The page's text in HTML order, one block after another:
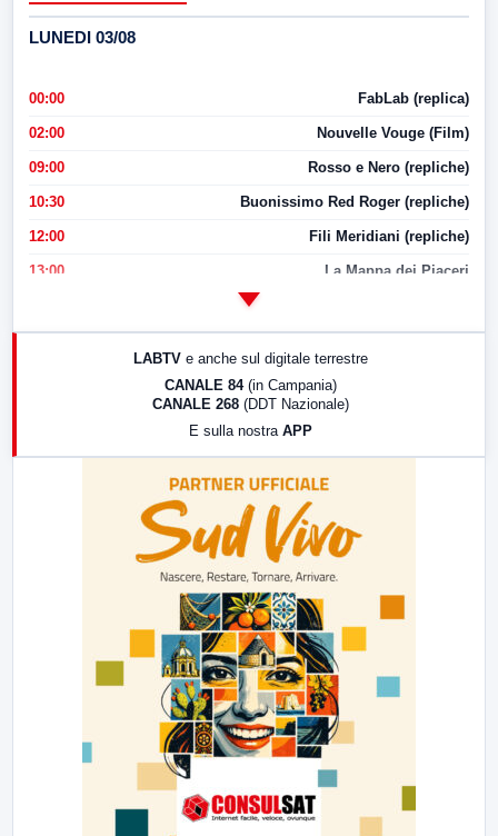
LUNEDI 03/08
00:00 FabLab (replica)
02:00 Nouvelle Vouge (Film)
09:00 Rosso e Nero (repliche)
10:30 Buonissimo Red Roger (repliche)
12:00 Fili Meridiani (repliche)
13:00 La Mappa dei Piaceri
LABTV e anche sul digitale terrestre
CANALE 84 (in Campania)
CANALE 268 (DDT Nazionale)
E sulla nostra APP